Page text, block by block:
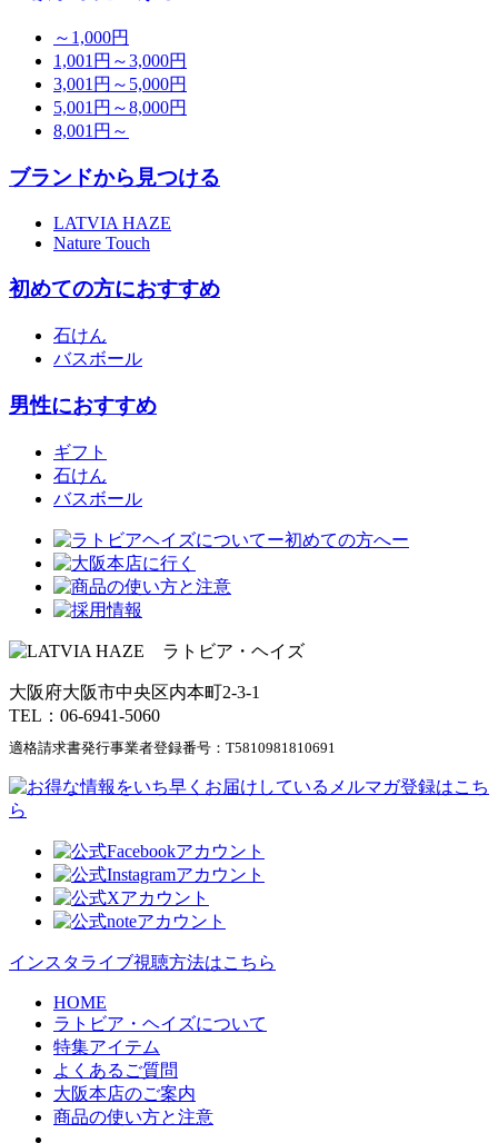
～1,000円
1,001円～3,000円
3,001円～5,000円
5,001円～8,000円
8,001円～
ブランドから見つける
LATVIA HAZE
Nature Touch
初めての方におすすめ
石けん
バスボール
男性におすすめ
ギフト
石けん
バスボール
大阪府大阪市中央区内本町2-3-1
TEL：06-6941-5060
適格請求書発行事業者登録番号： T5810981810691
インスタライブ視聴方法はこちら
HOME
ラトビア・ヘイズについて
特集アイテム
よくあるご質問
大阪本店のご案内
商品の使い方と注意